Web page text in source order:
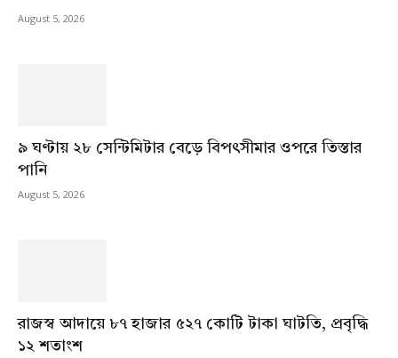
August 5, 2026
৯ ঘণ্টায় ২৮ সেন্টিমিটার বেড়ে বিপৎসীমার ওপরে তিস্তার
পানি
August 5, 2026
রাজস্ব আদায়ে ৮৭ হাজার ৫২৭ কোটি টাকা ঘাটতি, প্রবৃদ্ধি
১২ শতাংশ